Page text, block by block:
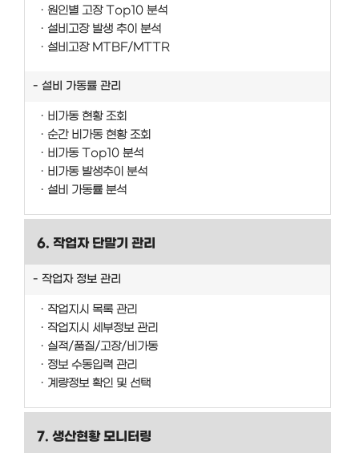
원인별 고장 Top10 분석
설비고장 발생 추이 분석
설비고장 MTBF/MTTR
설비 가동률 관리
비가동 현황 조회
순간 비가동 현황 조회
비가동 Top10 분석
비가동 발생추이 분석
설비 가동률 분석
6. 작업자 단말기 관리
작업자 정보 관리
작업지시 목록 관리
작업지시 세부정보 관리
실적/품질/고장/비가동
정보 수동입력 관리
계량정보 확인 및 선택
7. 생산현황 모니터링